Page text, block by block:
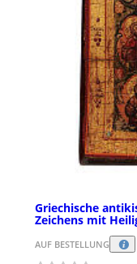
Griechische
Zeichens mit
AUF BESTELLUNG